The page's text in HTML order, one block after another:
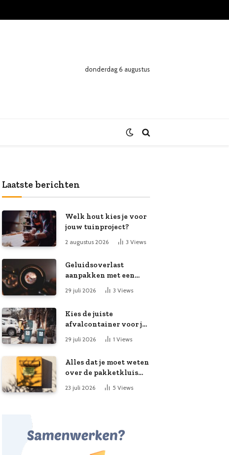
donderdag 6 augustus
Laatste berichten
Welk hout kies je voor
jouw tuinproject?
2 augustus 2026 3 Views
Geluidsoverlast
aanpakken met een
slimme meting
29 juli 2026 3 Views
Kies de juiste
afvalcontainer voor je
29 juli 2026 1 Views
Alles dat je moet weten
over de pakketkluis
aan huis: voordelen,
kooptips en belang
23 juli 2026 5 Views